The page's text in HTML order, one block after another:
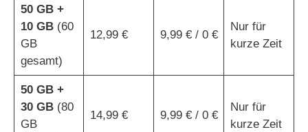
50 GB +
10 GB(60
GB
gesamt)
12,99 € 9,99 € / 0 €
Nur für
kurze Zeit
50 GB +
30 GB(80
GB
14,99 € 9,99 € / 0 €
Nur für
kurze Zeit